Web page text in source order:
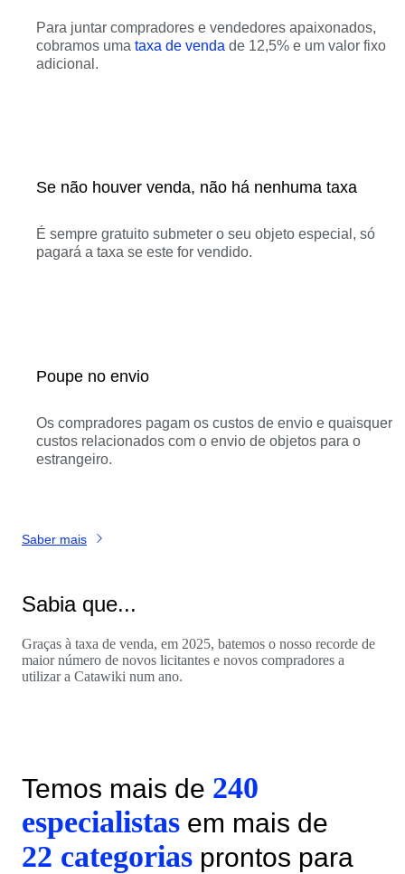
Para juntar compradores e vendedores apaixonados,
cobramos uma taxa de venda de 12,5% e um valor fixo
adicional.
Se não houver venda, não há nenhuma taxa
É sempre gratuito submeter o seu objeto especial, só
pagará a taxa se este for vendido.
Poupe no envio
Os compradores pagam os custos de envio e quaisquer
custos relacionados com o envio de objetos para o
estrangeiro.
Saber mais
Sabia que...
Graças à taxa de venda, em 2025, batemos o nosso recorde de
maior número de novos licitantes e novos compradores a
utilizar a Catawiki num ano.
Temos mais de 240
especialistas em mais de
22 categorias prontos para